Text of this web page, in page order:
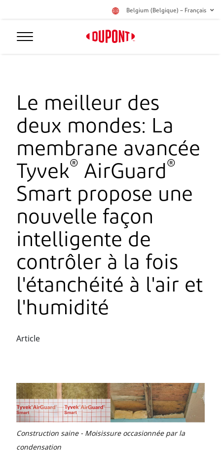
Belgium (Belgique) – Français
Le meilleur des
deux mondes: La
membrane avancée
Tyvek® AirGuard®
Smart propose une
nouvelle façon
intelligente de
contrôler à la fois
l'étanchéité à l'air et
l'humidité
Article
Construction saine - Moisissure occasionnée par la
condensation